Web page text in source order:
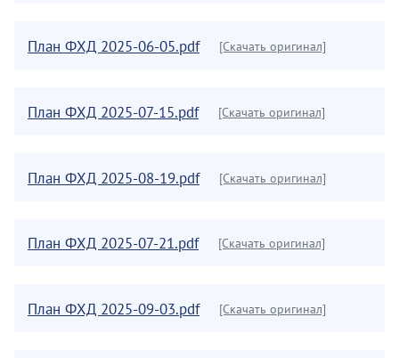
План ФХД 2025-06-05.pdf [Скачать оригинал]
План ФХД 2025-07-15.pdf [Скачать оригинал]
План ФХД 2025-08-19.pdf [Скачать оригинал]
План ФХД 2025-07-21.pdf [Скачать оригинал]
План ФХД 2025-09-03.pdf [Скачать оригинал]